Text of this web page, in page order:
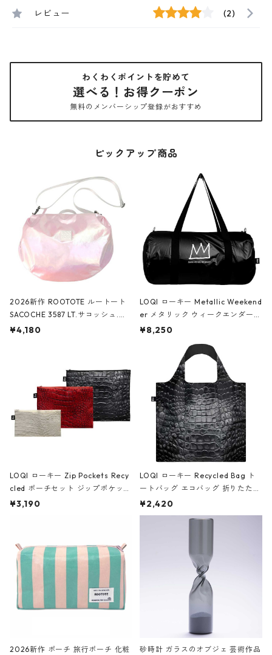
レビュー (2)
わくわくポイントを貯めて
選べる！お得クーポン
無料のメンバーシップ登録がおすすめ
ピックアップ商品
2026新作 ROOTOTE ルートート
SACOCHE 3587 LT.サコッシュ.ル
ミエ-B ショルダーバッグ グロスピ
¥4,180
LOQI ローキー Metallic Weekend
er メタリック ウィークエンダー
ボストンバッグ ショルダーバッグ
Black ジャン=ミッシェル・バスキ
ア/クラウン ブラック
¥8,250
LOQI ローキー Zip Pockets Recy
cled ポーチセット ジップポケット
ファスナーポーチ 撥水加工 トラベ
ーガンディー、オフホワイト
¥3,190
LOQI ローキー Recycled Bag ト
ートバッグ エコバッグ 折りたたみ
大きめ 撥水加工 収納ポーチ CRO
CODILE/Black クロコダイル/ブラ
¥2,420
2026新作 ポーチ 旅行ポーチ 化粧
砂時計 ガラスのオブジェ 芸術作品